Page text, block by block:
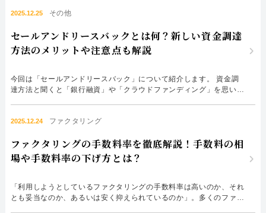
お問合せ
名古屋支店直通
052-414-4107
福岡支店直通
おすすめ記事
ファクタリングで即日資金調達するための方法
ファクタリングで通りやすい会社はどういう会社？
繰りを改善するはずが、さらなる悪化を招くことも。 それを避ける
し、...
2025.12.25 その他
セールアンドリースバックとは何？新しい資金調達
方法のメリットや注意点も解説
今回は「セールアンドリースバック」について紹介します。 資金調
達方法と聞くと「銀行融資」や「クラウドファンディング」を思い出
資はあくまでさまざまな資金調達方法の１つに過ぎません。 今回紹
グ...
2025.12.24 ファクタリング
ファクタリングの手数料率を徹底解説！手数料の相
場や手数料率の下げ方とは？
「利用しようとしているファクタリングの手数料率は高いのか、それ
とも妥当なのか、あるいは安く抑えられているのか」。多くのファク